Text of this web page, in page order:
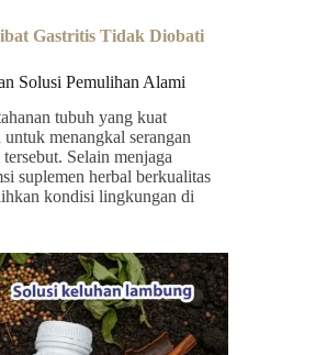
Gastritis Tidak Diobati
Solusi Pemulihan Alami
tubuh yang kuat
menangkal serangan
Selain menjaga
suplemen herbal berkualitas
kondisi lingkungan di